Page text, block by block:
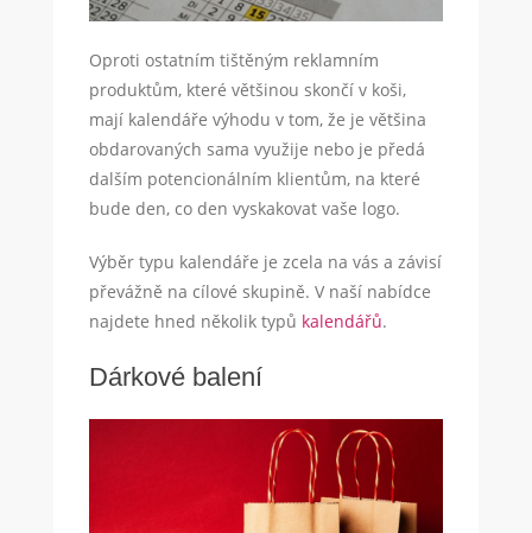
Oproti ostatním tištěným reklamním
produktům, které většinou skončí v koši,
mají kalendáře výhodu v tom, že je většina
obdarovaných sama využije nebo je předá
dalším potencionálním klientům, na které
bude den, co den vyskakovat vaše logo.
Výběr typu kalendáře je zcela na vás a závisí
převážně na cílové skupině. V naší nabídce
najdete hned několik typů kalendářů.
Dárkové balení